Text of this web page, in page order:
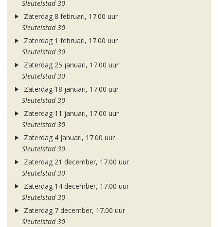
Sleutelstad 30
Zaterdag 8 februari, 17.00 uur
Sleutelstad 30
Zaterdag 1 februari, 17.00 uur
Sleutelstad 30
Zaterdag 25 januari, 17.00 uur
Sleutelstad 30
Zaterdag 18 januari, 17.00 uur
Sleutelstad 30
Zaterdag 11 januari, 17.00 uur
Sleutelstad 30
Zaterdag 4 januari, 17.00 uur
Sleutelstad 30
Zaterdag 21 december, 17.00 uur
Sleutelstad 30
Zaterdag 14 december, 17.00 uur
Sleutelstad 30
Zaterdag 7 december, 17.00 uur
Sleutelstad 30